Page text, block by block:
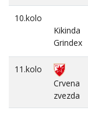
10.kolo
Kikinda
Grindex
11.kolo
Crvena
zvezda